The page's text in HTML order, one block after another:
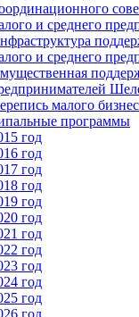
и среднего
и среднего
малого
программы
год
год
год
год
год
год
год
год
год
год
год
год